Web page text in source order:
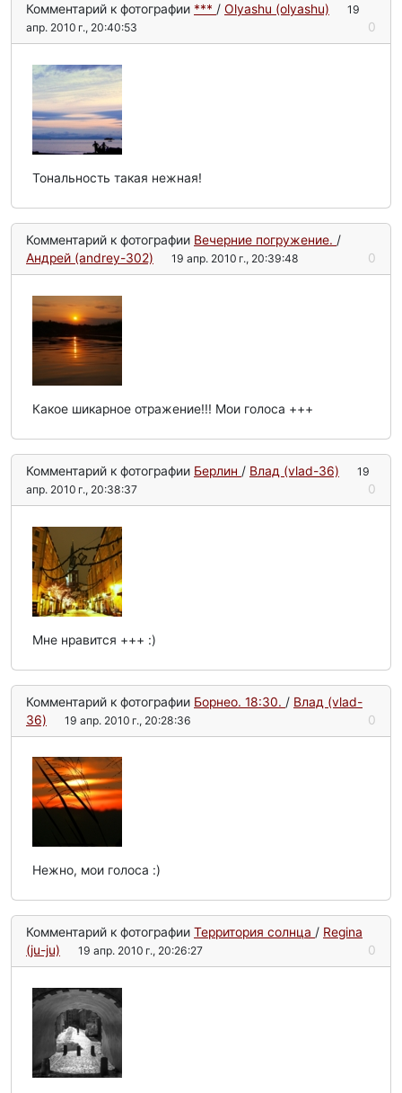
Комментарий к фотографии *** / Olyashu (olyashu)
19
апр. 2010 г., 20:40:53
0
Тональность такая нежная!
Комментарий к фотографии Вечерние погружение. /
Андрей (andrey-302)
19 апр. 2010 г., 20:39:48 0
Какое шикарное отражение!!! Мои голоса +++
Комментарий к фотографии Берлин / Влад (vlad-36)
19
апр. 2010 г., 20:38:37
0
Мне нравится +++ :)
Комментарий к фотографии Борнео. 18:30. / Влад (vlad-
36)
19 апр. 2010 г., 20:28:36 0
Нежно, мои голоса :)
Комментарий к фотографии Территория солнца / Regina
(ju-ju)
19 апр. 2010 г., 20:26:27 0